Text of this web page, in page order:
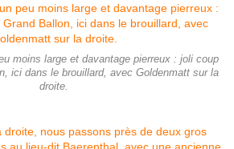
moins large et davantage pierreux : joli coup
ici dans le brouillard, avec Goldenmatt sur la
droite.